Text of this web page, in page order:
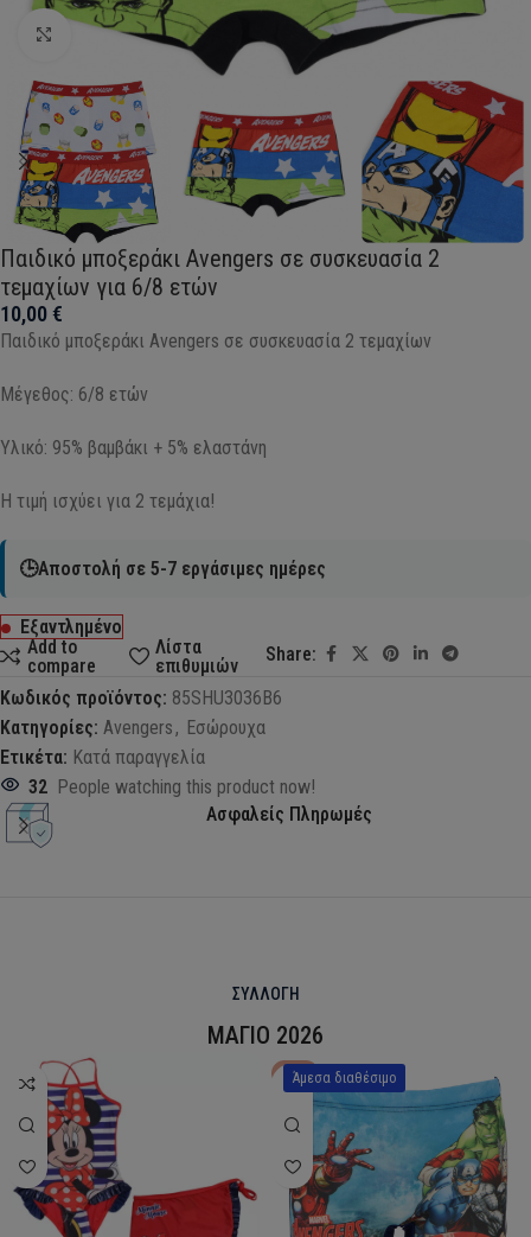
Click to enlarge
Παιδικό μποξεράκι Avengers σε συσκευασία 2
τεμαχίων για 6/8 ετών
10,00€
Παιδικό μποξεράκι Avengers σε συσκευασία 2 τεμαχίων
Μέγεθος: 6/8 ετών
Υλικό: 95% βαμβάκι + 5% ελαστάνη
Η τιμή ισχύει για 2 τεμάχια!
🕒Αποστολή σε 5-7 εργάσιμες ημέρες
Εξαντλημένο
Add to
compare
Λίστα
επιθυμιών
Share:
Κωδικός προϊόντος: 85SHU3036B6
Κατηγορίες: Avengers , Εσώρουχα
Ετικέτα: Κατά παραγγελία
32 People watching this product now!
Ασφαλείς Πληρωμές
ΣΥΛΛΟΓΗ
ΜΑΓΙΟ 2026
Άμεσα διαθέσιμο
HOT